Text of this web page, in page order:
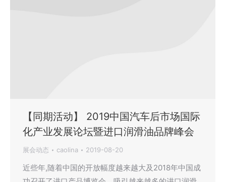
【同期活动】 2019中国汽车后市场国际
化产业发展论坛暨进口润滑油品牌峰会
展会动态 caolina 2019-08-20
近些年,随着中国的开放幅度越来越大及2018年中国成